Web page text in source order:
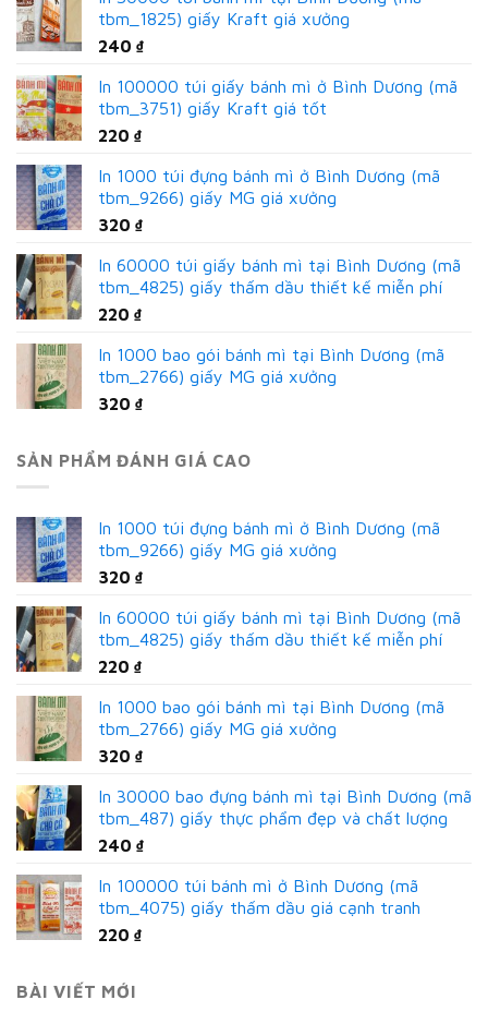
tbm_1825) giấy Kraft giá xưởng
240 ₫
In 100000 túi giấy bánh mì ở Bình Dương (mã
tbm_3751) giấy Kraft giá tốt
220 ₫
In 1000 túi đựng bánh mì ở Bình Dương (mã
tbm_9266) giấy MG giá xưởng
320 ₫
In 60000 túi giấy bánh mì tại Bình Dương (mã
tbm_4825) giấy thấm dầu thiết kế miễn phí
220 ₫
In 1000 bao gói bánh mì tại Bình Dương (mã
tbm_2766) giấy MG giá xưởng
320 ₫
SẢN PHẨM ĐÁNH GIÁ CAO
In 1000 túi đựng bánh mì ở Bình Dương (mã
tbm_9266) giấy MG giá xưởng
320 ₫
In 60000 túi giấy bánh mì tại Bình Dương (mã
tbm_4825) giấy thấm dầu thiết kế miễn phí
220 ₫
In 1000 bao gói bánh mì tại Bình Dương (mã
tbm_2766) giấy MG giá xưởng
320 ₫
In 30000 bao đựng bánh mì tại Bình Dương (mã
tbm_487) giấy thực phẩm đẹp và chất lượng
240 ₫
In 100000 túi bánh mì ở Bình Dương (mã
tbm_4075) giấy thấm dầu giá cạnh tranh
220 ₫
BÀI VIẾT MỚI